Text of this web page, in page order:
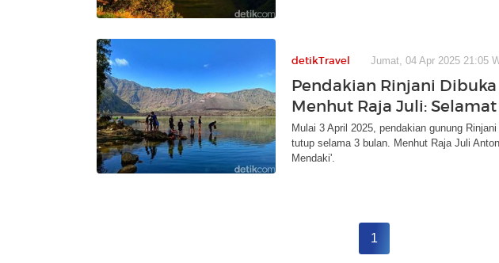
detikTravel Jumat, 04 Apr 2025 21:05
Pendakian Rinjani Dibuka
Menhut Raja Juli:
Mulai 3 April 2025, pendakian gunung
tutup selama 3 bulan. Menhut Raja Juli
Mendaki'.
1